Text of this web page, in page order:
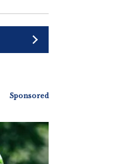
Sponsored